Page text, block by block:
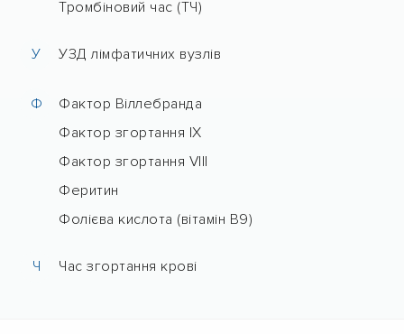
Тромбіновий час (ТЧ)
У УЗД лімфатичних вузлів
Ф
Фактор Віллебранда
Фактор згортання IX
Фактор згортання VIII
Феритин
Фолієва кислота (вітамін В9)
Ч Час згортання крові